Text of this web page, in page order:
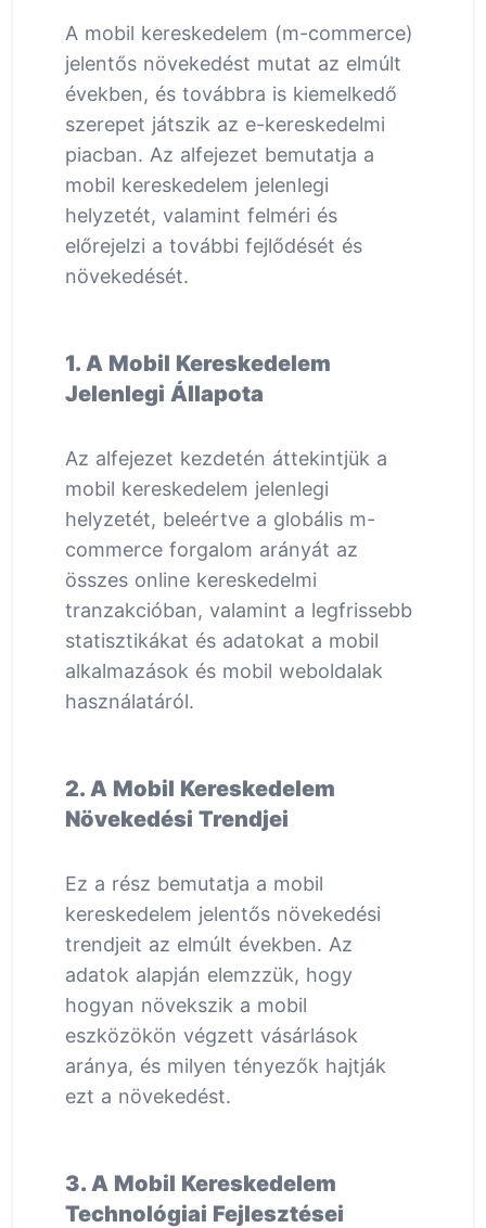
A mobil kereskedelem (m-commerce)
jelentős növekedést mutat az elmúlt
években, és továbbra is kiemelkedő
szerepet játszik az e-kereskedelmi
piacban. Az alfejezet bemutatja a
mobil kereskedelem jelenlegi
helyzetét, valamint felméri és
előrejelzi a további fejlődését és
növekedését.
1. A Mobil Kereskedelem
Jelenlegi Állapota
Az alfejezet kezdetén áttekintjük a
mobil kereskedelem jelenlegi
helyzetét, beleértve a globális m-
commerce forgalom arányát az
összes online kereskedelmi
tranzakcióban, valamint a legfrissebb
statisztikákat és adatokat a mobil
alkalmazások és mobil weboldalak
használatáról.
2. A Mobil Kereskedelem
Növekedési Trendjei
Ez a rész bemutatja a mobil
kereskedelem jelentős növekedési
trendjeit az elmúlt években. Az
adatok alapján elemzzük, hogy
hogyan növekszik a mobil
eszközökön végzett vásárlások
aránya, és milyen tényezők hajtják
ezt a növekedést.
3. A Mobil Kereskedelem
Technológiai Fejlesztései